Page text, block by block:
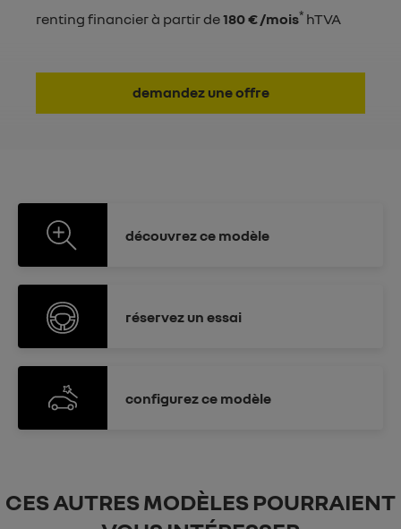
renting financier à partir de180 € /mois* hTVA
demandez une offre
découvrezce modèle
réservez un essai
configurezce modèle
CES AUTRES MODÈLES POURRAIENT